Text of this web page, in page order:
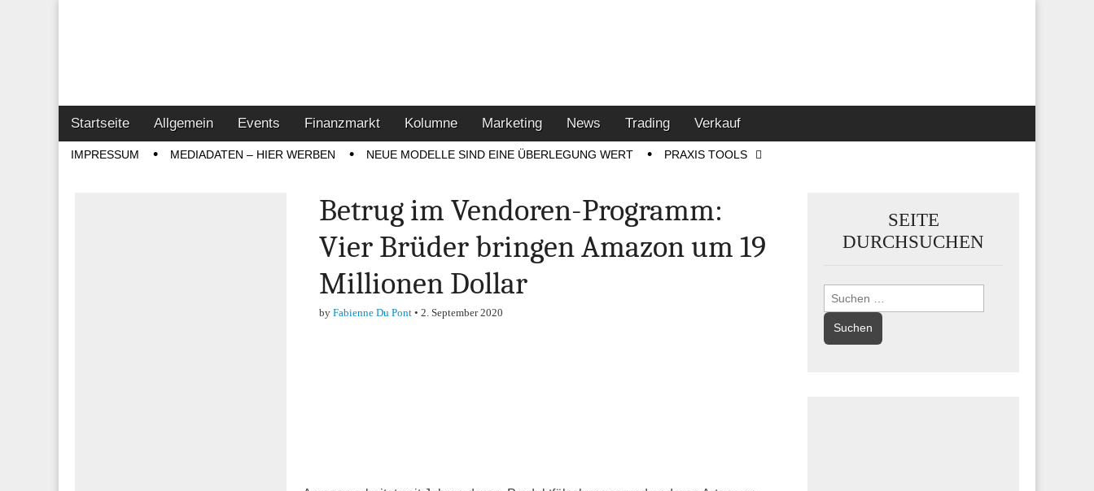
Main
menu
Skip
to
content
Startseite Allgemein Events Finanzmarkt Kolumne Marketing News Trading Verkauf
SubIMPRESSUM MEDIADATEN – HIER WERBEN NEUE MODELLE SIND EINE ÜBERLEGUNG WERT PRAXIS TOOLS
Betrug im Vendoren-Programm:
Vier Brüder bringen Amazon um 19
Millionen Dollar
by Fabienne Du Pont • 2. September 2020
SEITE
DURCHSUCHEN
Suchen
nach: